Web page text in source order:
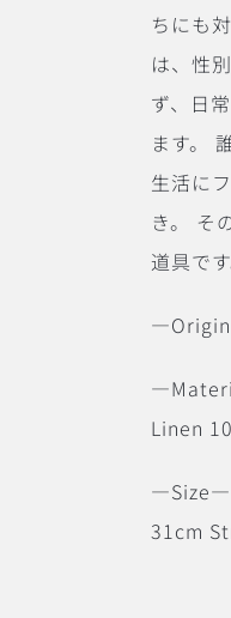
ちにも
は、性
ず、日
ます。
生活に
き。 そ
道具です
Linen
―Size―
31cm